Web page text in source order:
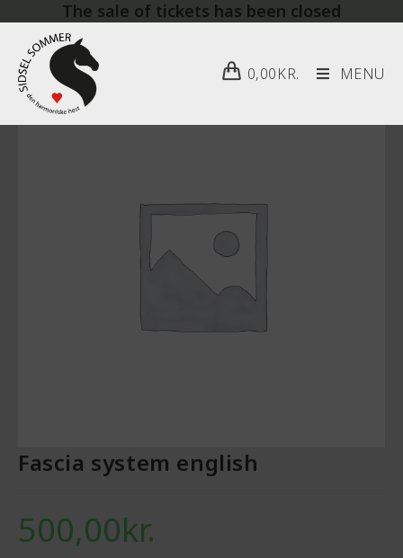
The sale of tickets has been closed
0,00KR. MENU
Fascia system english
500,00kr.